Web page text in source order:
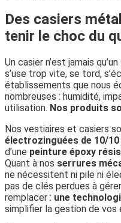
Des casiers
tenir le choc du
Un casier n’est jamais
s’use trop vite, se tord,
établissements que nous
nombreuses : humidité,
utilisation. Nos produits
Nos vestiaires et casiers
électrozinguées de 10/10
d’une peinture époxy
Quant à nos serrures
ne nécessitent ni pile ni
pas de clés perdues à
remplacer : une
simplifier la gestion de vos